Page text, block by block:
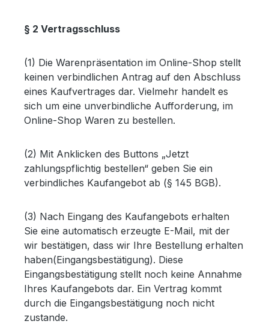
§ 2 Vertragsschluss
(1) Die Warenpräsentation im Online-Shop stellt
keinen verbindlichen Antrag auf den Abschluss
eines Kaufvertrages dar. Vielmehr handelt es
sich um eine unverbindliche Aufforderung, im
Online-Shop Waren zu bestellen.
(2) Mit Anklicken des Buttons „Jetzt
zahlungspflichtig bestellen“ geben Sie ein
verbindliches Kaufangebot ab (§ 145 BGB).
(3) Nach Eingang des Kaufangebots erhalten
Sie eine automatisch erzeugte E-Mail, mit der
wir bestätigen, dass wir Ihre Bestellung erhalten
haben(Eingangsbestätigung). Diese
Eingangsbestätigung stellt noch keine Annahme
Ihres Kaufangebots dar. Ein Vertrag kommt
durch die Eingangsbestätigung noch nicht
zustande.